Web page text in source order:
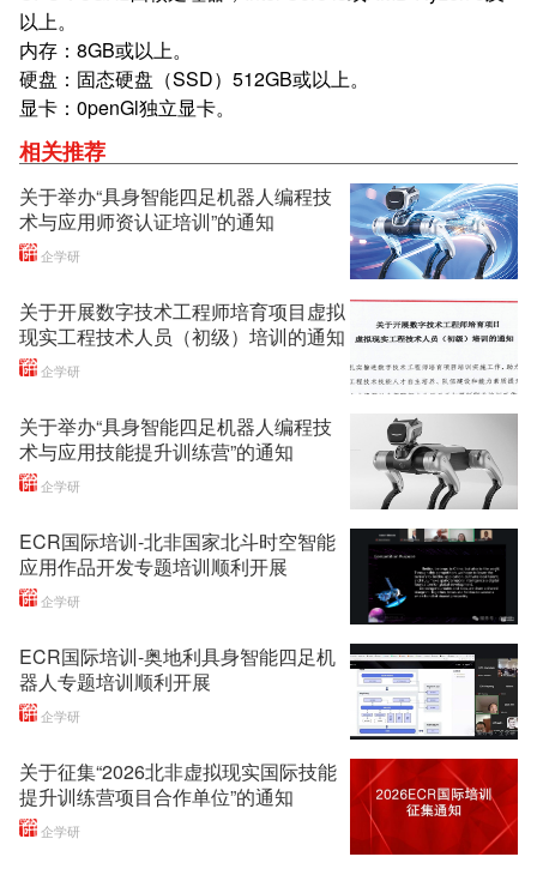
以上。
内存：8GB或以上。
硬盘：固态硬盘（SSD）512GB或以上。
显卡：0penGl独立显卡。
相关推荐
关于举办“具身智能四足机器人编程技
术与应用师资认证培训”的通知
企学研
关于开展数字技术工程师培育项目虚拟
现实工程技术人员（初级）培训的通知
企学研
关于举办“具身智能四足机器人编程技
术与应用技能提升训练营”的通知
企学研
ECR国际培训-北非国家北斗时空智能
应用作品开发专题培训顺利开展
企学研
ECR国际培训-奥地利具身智能四足机
器人专题培训顺利开展
企学研
关于征集“2026北非虚拟现实国际技能
提升训练营项目合作单位”的通知
企学研